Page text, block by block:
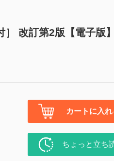
改訂第2版【電子版】
カートに入れ
ちょっと立ち